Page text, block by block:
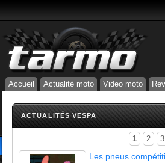
Accueil Actualité moto Video moto
ACTUALITÉS VESPA
1 2 3
Les pneus